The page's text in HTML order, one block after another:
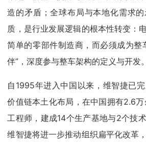
造的矛盾；全球布局与本地化需求
质，是行业发展逻辑的根本性转变：
简单的零部件制造商，而必须成为整
伴”，深度参与整车架构的定义与开发。
自1995年进入中国以来，维智捷已
价值链本土化布局，在中国拥有2.6
工程师，建成14个生产基地与2个技
维智捷将进一步推动组织扁平化改革